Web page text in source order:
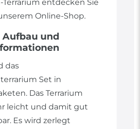
entdecken Sie
Online-Shop.
Aufbau und
das
Set in
Das Terrarium
leicht und damit gut
Es wird zerlegt